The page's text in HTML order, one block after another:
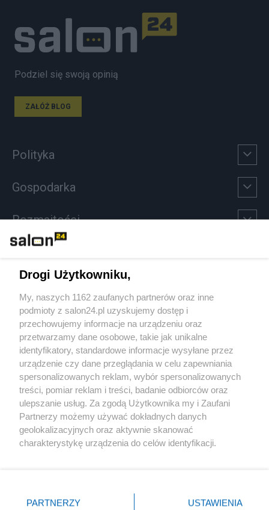
Podziel się swoją opinią
ZAŁÓŻ BLOG
Polityka
Gospodarka
Rozmaitości
Sport
Społeczeństwo
Kultura
X Facebook Instagram Youtube
Drogi Użytkowniku,
My, naszych 1162 zaufanych partnerów oraz inne
podmioty z salon24.pl uzyskujemy dostęp i
przechowujemy informacje na urządzeniu oraz
przetwarzamy dane osobowe, takie jak unikalne
identyfikatory, standardowe informacje wysyłane przez
urządzenie czy dane przeglądania w celu zapewniania
spersonalizowanych reklam, wybór spersonalizowanych
treści, pomiar reklam i treści, badanie odbiorców oraz
ulepszanie usług. Za zgodą Użytkownika my i Zaufani
Partnerzy możemy używać dokładnych danych
geolokalizacyjnych oraz aktywnie skanować
charakterystykę urządzenia do celów identyfikacji.
zmienić/wycofać klikając przycisk ustawień prywatności
PARTNERZY USTAWIENIA